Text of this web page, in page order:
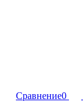
Сравнение0